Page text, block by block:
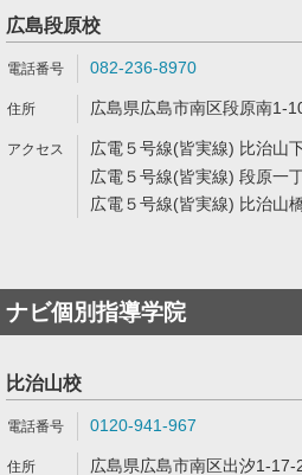
広島段原校
082-236-8970
広島県広島市南区段原南1-
広電５号線(皆実線) 比治山
広電５号線(皆実線) 段原一
広電５号線(皆実線) 比治山
ナビ個別指導学院
比治山校
0120-941-967
広島県広島市南区出汐1-17-